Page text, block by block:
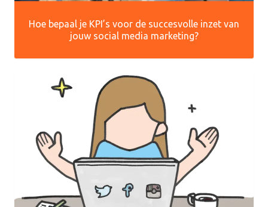
Hoe bepaal je KPI’s voor de succesvolle inzet van
jouw social media marketing?